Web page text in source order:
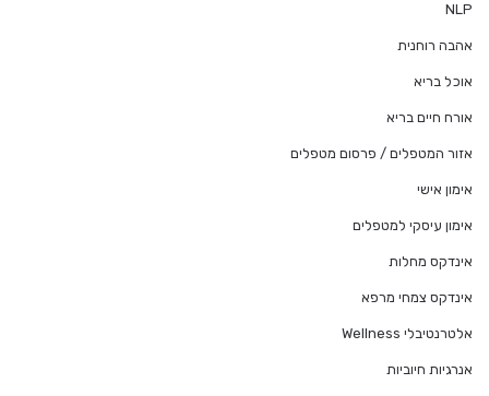
NLP
אהבה רוחנית
אוכל בריא
אורח חיים בריא
אזור המטפלים / פרסום מטפלים
אימון אישי
אימון עיסקי למטפלים
אינדקס מחלות
אינדקס צמחי מרפא
אלטרנטיבלי Wellness
אנרגיות חיוביות